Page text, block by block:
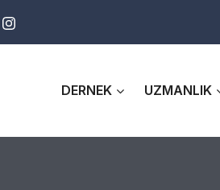
DERNEK UZMANLIK